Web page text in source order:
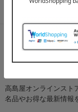
高島屋オンラインスト
名品やお得な最新情報